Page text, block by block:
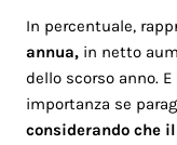
In percentuale,
annua, in netto
dello scorso anno.
importanza se
considerando che